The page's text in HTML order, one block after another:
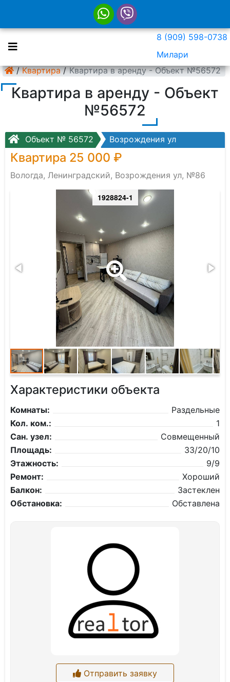
8 (909) 598-0738
Милари
/ Квартира / Квартира в аренду - Объект №56572
Квартира в аренду - Объект
№56572
Объект № 56572 Возрождения ул
Квартира 25 000 ₽
Вологда, Ленинградский, Возрождения ул, №86
1928824-1
Характеристики объекта
Комнаты:
Раздельные
Кол. ком.:
1
Сан. узел:
Совмещенный
Площадь:
33/20/10
Этажность:
9/9
Ремонт:
Хороший
Балкон:
Застеклен
Обстановка:
Обставлена
Отправить заявку